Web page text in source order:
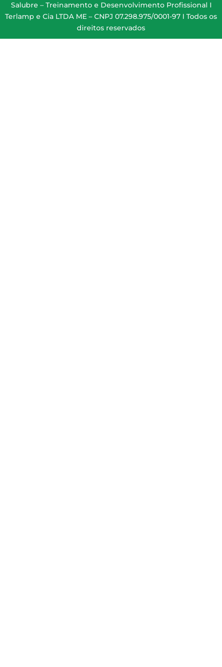
Salubre – Treinamento e Desenvolvimento Profissional I
Terlamp e Cia LTDA ME – CNPJ 07.298.975/0001-97 I Todos os
direitos reservados